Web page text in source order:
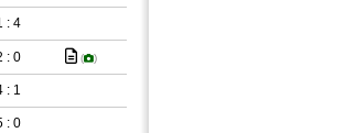
: 4
: 0 ( )
: 1
: 0